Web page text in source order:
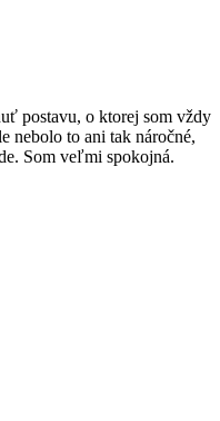
postavu, o ktorej som vždy
nebolo to ani tak náročné,
Som veľmi spokojná.